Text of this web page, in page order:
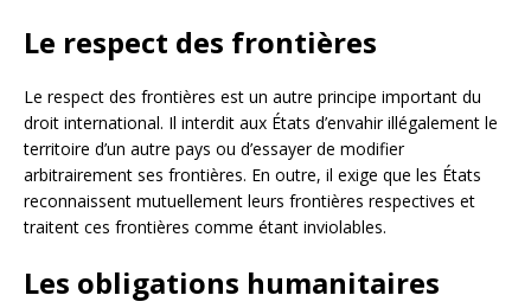
Le respect des frontières
Le respect des frontières est un autre principe important du
droit international. Il interdit aux États d’envahir illégalement le
territoire d’un autre pays ou d’essayer de modifier
arbitrairement ses frontières. En outre, il exige que les États
reconnaissent mutuellement leurs frontières respectives et
traitent ces frontières comme étant inviolables.
Les obligations humanitaires